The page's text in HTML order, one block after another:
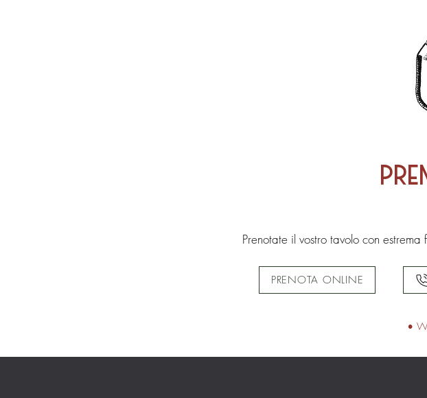
Prenotate il vostro tavolo con
PRENOTA ONLINE
•